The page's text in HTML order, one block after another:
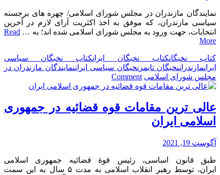
و
مالک
تالار
–
بخش
نمایندگان مازندران در مجلس شورای اسلامی/ چهره های برجسته
سیاسی مازندران، که موفق به اخذ اکثریت آرای لازم در آخرین
انتخابات، جهت ورود به مجلس شورای اسلامی شده اند؛ به … Read
More
کتاب نخبگانکتاب نخبگان ایرانکتاب نخبگان سیاسی
ایرانمازندراننخبگان تایمز نخبگان سیاسی ایراننمایندگان مازندران در
مجلس شورای اسلامی Comment
on
نمایندگان
مجلس
عالی ترین مقامات قوه قضائیه در جمهوری
اسلامی ایران
آگوست 19, 2021
طبق قانون اساسی، رئیس قوهٔ قضائیه جمهوری اسلامی
ایران، توسط رهبر انقلاب اسلامی به مدت ۵ سال به این سمت